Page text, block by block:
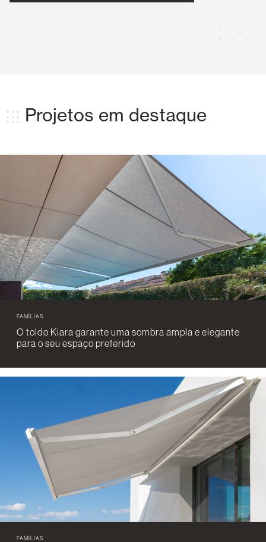
Projetos em destaque
FAMÍLIAS
O toldo Kiara garante uma sombra ampla e elegante
para o seu espaço preferido
FAMÍLIAS